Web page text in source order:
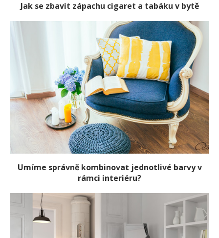
Jak se zbavit zápachu cigaret a tabáku v bytě
Umíme správně kombinovat jednotlivé barvy v
rámci interiéru?